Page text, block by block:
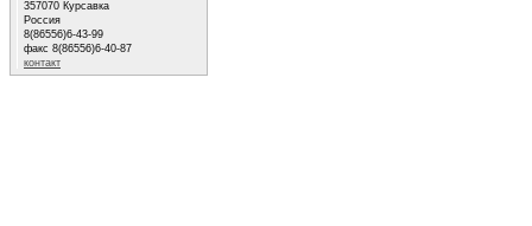
357070 Курсавка
Россия
8(86556)6-43-99
факс 8(86556)6-40-87
контакт